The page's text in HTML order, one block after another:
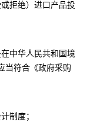
或拒绝）进口产品投
中华人民共和国境
当符合《政府采购
制度；